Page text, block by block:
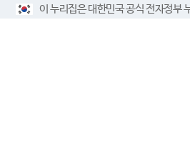
이 누리집은 대한민국 공식 전자정부